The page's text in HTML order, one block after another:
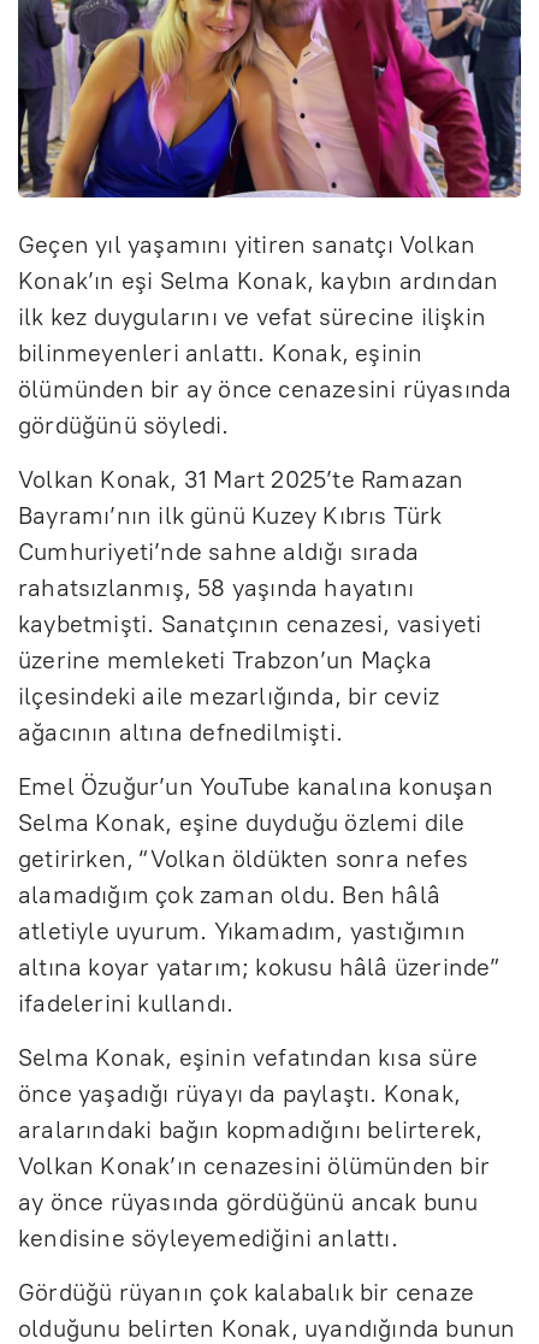
Geçen yıl yaşamını yitiren sanatçı Volkan
Konak’ın eşi Selma Konak, kaybın ardından
ilk kez duygularını ve vefat sürecine ilişkin
bilinmeyenleri anlattı. Konak, eşinin
ölümünden bir ay önce cenazesini rüyasında
gördüğünü söyledi.
Volkan Konak, 31 Mart 2025’te Ramazan
Bayramı’nın ilk günü Kuzey Kıbrıs Türk
Cumhuriyeti’nde sahne aldığı sırada
rahatsızlanmış, 58 yaşında hayatını
kaybetmişti. Sanatçının cenazesi, vasiyeti
üzerine memleketi Trabzon’un Maçka
ilçesindeki aile mezarlığında, bir ceviz
ağacının altına defnedilmişti.
Emel Özuğur’un YouTube kanalına konuşan
Selma Konak, eşine duyduğu özlemi dile
getirirken, “Volkan öldükten sonra nefes
alamadığım çok zaman oldu. Ben hâlâ
atletiyle uyurum. Yıkamadım, yastığımın
altına koyar yatarım; kokusu hâlâ üzerinde”
ifadelerini kullandı.
Selma Konak, eşinin vefatından kısa süre
önce yaşadığı rüyayı da paylaştı. Konak,
aralarındaki bağın kopmadığını belirterek,
Volkan Konak’ın cenazesini ölümünden bir
ay önce rüyasında gördüğünü ancak bunu
kendisine söyleyemediğini anlattı.
Gördüğü rüyanın çok kalabalık bir cenaze
olduğunu belirten Konak, uyandığında bunun